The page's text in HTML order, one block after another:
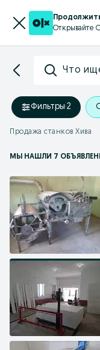
Открывайте
Что
Фильтры·2
Продажа станков Хива
МЫ НАШЛИ 7